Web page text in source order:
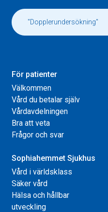
För patienter
Välkommen
Vård du betalar själv
Vårdavdelningen
Bra att veta
Frågor och svar
Sophiahemmet Sjukhus
Vård i världsklass
Säker vård
Hälsa och hållbar
utveckling